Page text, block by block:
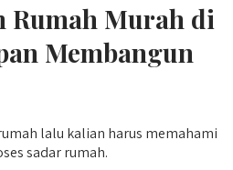
Rumah Murah di
Membangun
lalu kalian harus memahami
sadar rumah.